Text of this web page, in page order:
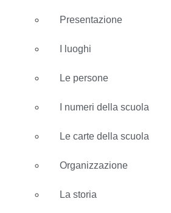
Presentazione
I luoghi
Le persone
I numeri della scuola
Le carte della scuola
Organizzazione
La storia